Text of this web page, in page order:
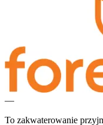
—
To zakwaterowanie